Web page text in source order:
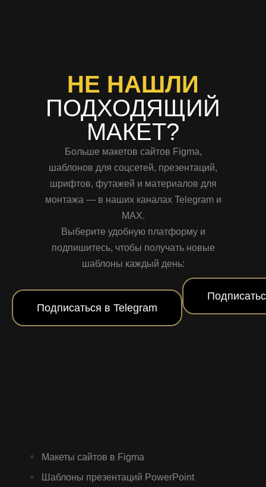
НЕ НАШЛИ
ПОДХОДЯЩИЙ
МАКЕТ?
Больше макетов сайтов Figma,
шаблонов для соцсетей, презентаций,
шрифтов, футажей и материалов для
монтажа — в наших каналах Telegram и
MAX.
Выберите удобную платформу и
подпишитесь, чтобы получать новые
шаблоны каждый день:
Подписаться в Telegram
Макеты сайтов в Figma
Шаблоны презентаций PowerPoint